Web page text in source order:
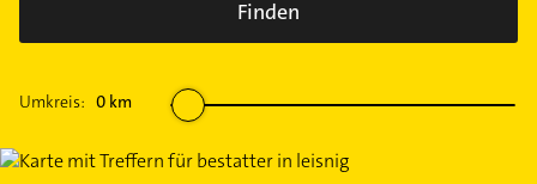
Finden
Umkreis: 0 km